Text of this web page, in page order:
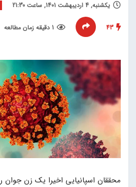
یکشنبه, 4 اردیبهشت 1401, ساعت 21:30
43 1 دقیقه زمان مطالعه
محققان اسپانیایی اخیرا یک زن جوان